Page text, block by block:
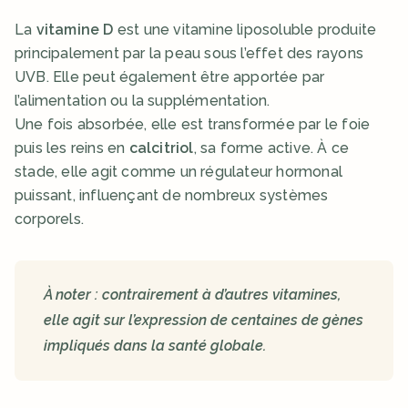
La vitamine D est une vitamine liposoluble produite
principalement par la peau sous l’effet des rayons
UVB. Elle peut également être apportée par
l’alimentation ou la supplémentation.
Une fois absorbée, elle est transformée par le foie
puis les reins en calcitriol, sa forme active. À ce
stade, elle agit comme un régulateur hormonal
puissant, influençant de nombreux systèmes
corporels.
À noter : contrairement à d’autres vitamines,
elle agit sur l’expression de centaines de gènes
impliqués dans la santé globale.